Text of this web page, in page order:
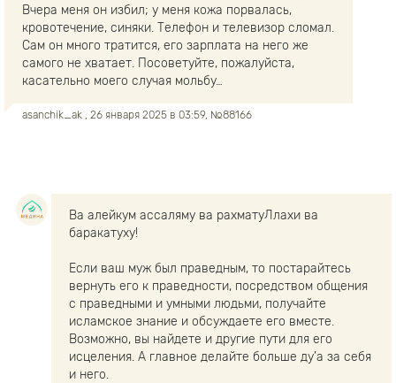
Вчера меня он избил; у меня кожа порвалась,
кровотечение, синяки. Телефон и телевизор сломал.
Сам он много тратится, его зарплата на него же
самого не хватает. Посоветуйте, пожалуйста,
касательно моего случая мольбу…
asanchik_ak , 26 января 2025 в 03:59, №88166
Ва алейкум ассаляму ва рахматуЛлахи ва
баракатуху!
Если ваш муж был праведным, то постарайтесь
вернуть его к праведности, посредством общения
с праведными и умными людьми, получайте
исламское знание и обсуждаете его вместе.
Возможно, вы найдете и другие пути для его
исцеления. А главное делайте больше ду’а за себя
и него.